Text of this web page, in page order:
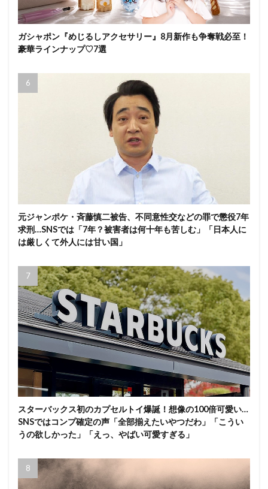
ガシャポン『めじるしアクセサリー』8月新作も争奪戦必至！
豪華ラインナップ♡7選
元ジャンポケ・斉藤慎二被告、不同意性交などの罪で懲役7年
求刑…SNSでは「7年？被害者は何十年も苦しむ」「日本人に
は厳しくて外人には甘い国」
スターバックス初のカプセルトイ爆誕！想像の100倍可愛い…
SNSではコンプ確定の声「全部揃えたいやつだわ」「こうい
うの欲しかった」「えっ、やばい可愛すぎる」